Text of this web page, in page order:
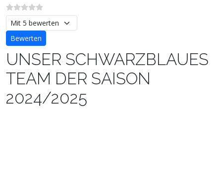
Bitte bewerten
UNSER SCHWARZBLAUES
TEAM DER SAISON
2024/2025